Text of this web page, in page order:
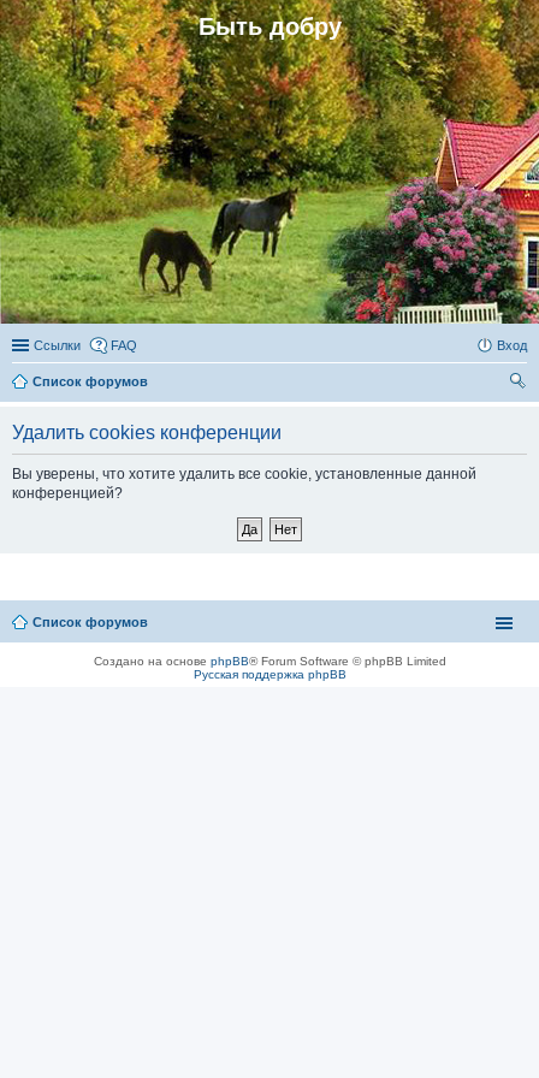
Быть добру
Ссылки FAQ Вход
Список форумов
Удалить cookies конференции
Вы уверены, что хотите удалить все cookie, установленные данной
конференцией?
Список форумов
Создано на основе phpBB® Forum Software © phpBB Limited
Русская поддержка phpBB